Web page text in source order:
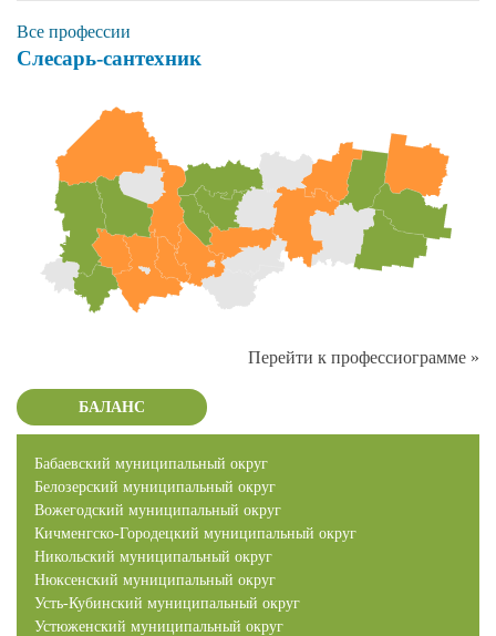
Все профессии
Слесарь-сантехник
Перейти к профессиограмме »
БАЛАНС
Бабаевский муниципальный округ
Белозерский муниципальный округ
Вожегодский муниципальный округ
Кичменгско-Городецкий муниципальный округ
Никольский муниципальный округ
Нюксенский муниципальный округ
Усть-Кубинский муниципальный округ
Устюженский муниципальный округ